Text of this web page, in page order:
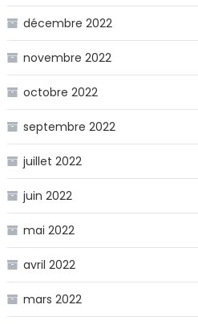
décembre 2022
novembre 2022
octobre 2022
septembre 2022
juillet 2022
juin 2022
mai 2022
avril 2022
mars 2022